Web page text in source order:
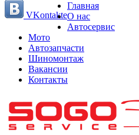
VKontakte
Главная
О нас
Автосервис
Мото
Автозапчасти
Шиномонтаж
Вакансии
Контакты